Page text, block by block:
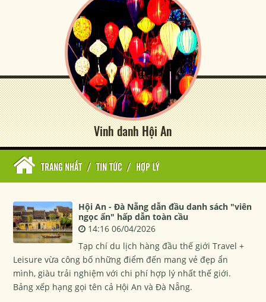
Vinh danh Hội An
TRANG NHẤT / TIN TỨC / HỢP LÝ
Hội An - Đà Nẵng dẫn đầu danh sách "viên
ngọc ẩn" hấp dẫn toàn cầu
14:16 06/04/2026
Tạp chí du lịch hàng đầu thế giới Travel +
Leisure vừa công bố những điểm đến mang vẻ đẹp ẩn
mình, giàu trải nghiệm với chi phí hợp lý nhất thế giới.
Bảng xếp hạng gọi tên cả Hội An và Đà Nẵng.